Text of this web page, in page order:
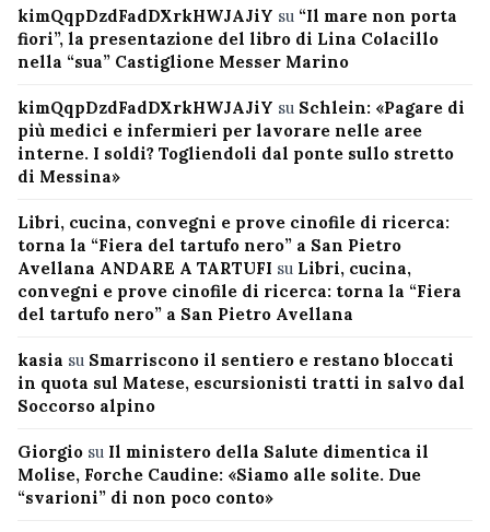
kimQqpDzdFadDXrkHWJAJiY su “Il mare non porta
fiori”, la presentazione del libro di Lina Colacillo
nella “sua” Castiglione Messer Marino
kimQqpDzdFadDXrkHWJAJiY su Schlein: «Pagare di
più medici e infermieri per lavorare nelle aree
interne. I soldi? Togliendoli dal ponte sullo stretto
di Messina»
Libri, cucina, convegni e prove cinofile di ricerca:
torna la “Fiera del tartufo nero” a San Pietro
Avellana ANDARE A TARTUFI su Libri, cucina,
convegni e prove cinofile di ricerca: torna la “Fiera
del tartufo nero” a San Pietro Avellana
kasia su Smarriscono il sentiero e restano bloccati
in quota sul Matese, escursionisti tratti in salvo dal
Soccorso alpino
Giorgio su Il ministero della Salute dimentica il
Molise, Forche Caudine: «Siamo alle solite. Due
“svarioni” di non poco conto»